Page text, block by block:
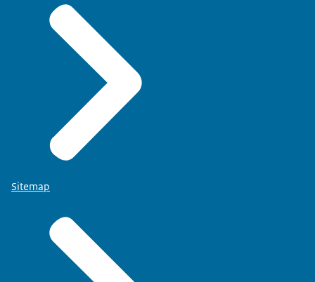
Sitemap